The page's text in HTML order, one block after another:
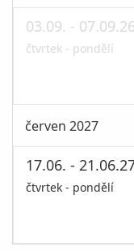
03.09. - 07.09.26
čtvrtek - pondělí
červen 2027
17.06. -
čtvrtek - pondělí